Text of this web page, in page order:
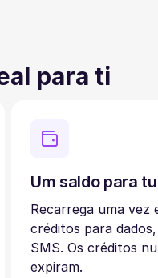
para ti
Um saldo para
Recarrega uma vez
créditos para
SMS. Os créditos
expiram.